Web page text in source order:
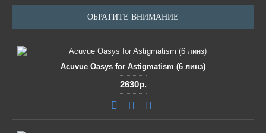
ОБРАТИТЕ ВНИМАНИЕ
Acuvue Oasys for Astigmatism (6 линз)
2630р.